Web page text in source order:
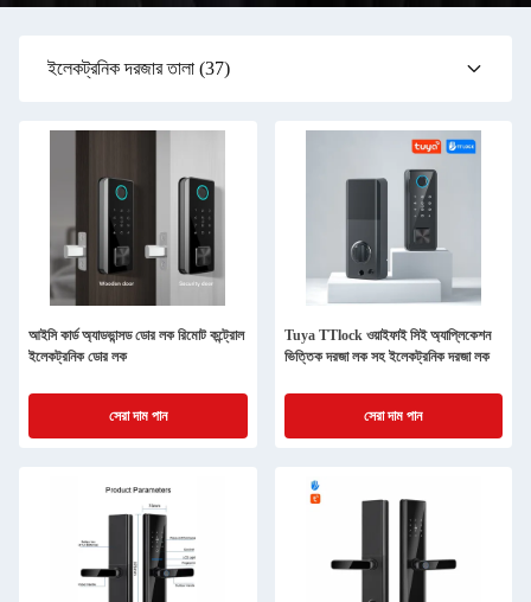
ইলেকট্রনিক দরজার তালা (37)
আইসি কার্ড অ্যাডভান্সড ডোর লক রিমোট কন্ট্রোল
ইলেকট্রনিক ডোর লক
সেরা দাম পান
Tuya TTlock ওয়াইফাই সিই অ্যাপ্লিকেশন
ভিত্তিক দরজা লক সহ ইলেকট্রনিক দরজা লক
সেরা দাম পান